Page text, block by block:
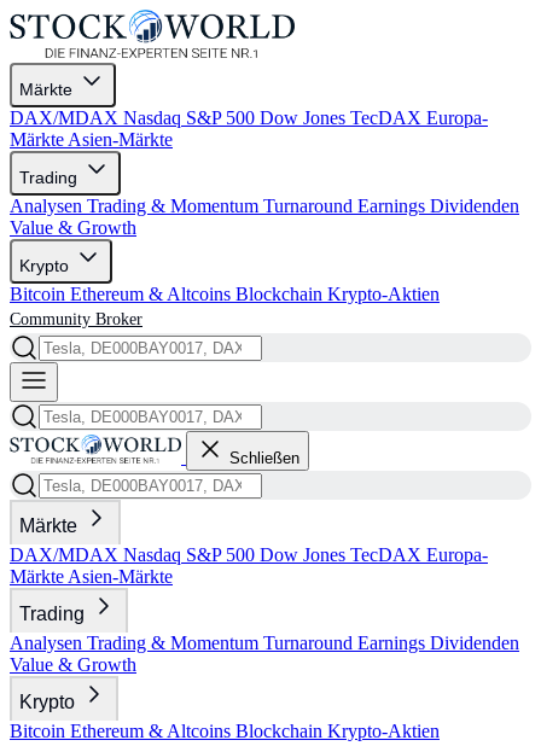
Märkte
DAX/MDAX Nasdaq S&P 500 Dow Jones TecDAX Europa-
Märkte Asien-Märkte
Trading
Analysen Trading & Momentum Turnaround Earnings Dividenden
Value & Growth
Krypto
Bitcoin Ethereum & Altcoins Blockchain Krypto-Aktien
Community Broker
Schließen
Märkte
DAX/MDAX Nasdaq S&P 500 Dow Jones TecDAX Europa-
Märkte Asien-Märkte
Trading
Analysen Trading & Momentum Turnaround Earnings Dividenden
Value & Growth
Krypto
Bitcoin Ethereum & Altcoins Blockchain Krypto-Aktien